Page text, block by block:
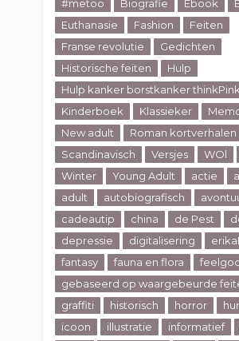
#metoo Biografie Ebook
Euthanasie
Fashion
Feiten
Franse revolutie
Gedichten
Historische feiten
Hulp
Hulp kanker borstkanker thinkPink
Kinderboek
Klassieker
New adult
Roman
Scandinavisch
Versjes WOl
Winter
Young Adult actie
adult
autobiografisch
cadeautip
china de Pest
depressie
digitalisering
fantasy
fauna en flora
gebaseerd op waargebeurde
graffiti
historisch horror
icoon
illustratie informatief